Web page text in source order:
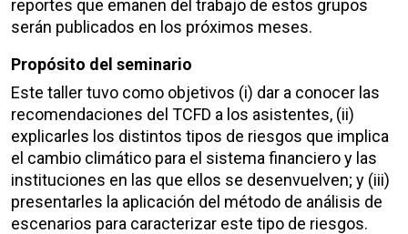
reportes que emanen del trabajo de estos grupos
serán publicados en los próximos meses.
Propósito del seminario
Este taller tuvo como objetivos (i) dar a conocer las
recomendaciones del TCFD a los asistentes, (ii)
explicarles los distintos tipos de riesgos que implica
el cambio climático para el sistema financiero y las
instituciones en las que ellos se desenvuelven; y (iii)
presentarles la aplicación del método de análisis de
escenarios para caracterizar este tipo de riesgos.